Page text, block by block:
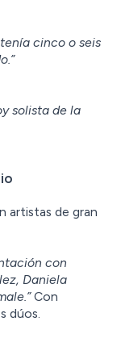
cinco o seis
solista de la
artistas de gran
con
Daniela
Con
dúos.